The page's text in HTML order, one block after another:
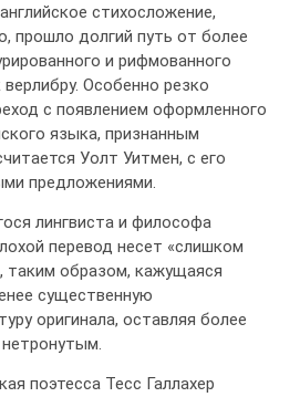
стихосложение,
прошло долгий путь от более
и рифмованного
Особенно резко
с появлением оформленного
языка, признанным
Уолт Уитмен, с его
предложениями.
лингвиста и философа
перевод несет «слишком
таким образом, кажущаяся
существенную
оригинала, оставляя более
нетронутым.
поэтесса Тесс Галлахер